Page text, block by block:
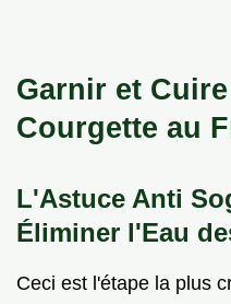
Garnir et
Courgette au
L'Astuce Anti
Éliminer l'Eau
Ceci est l'étape la plus